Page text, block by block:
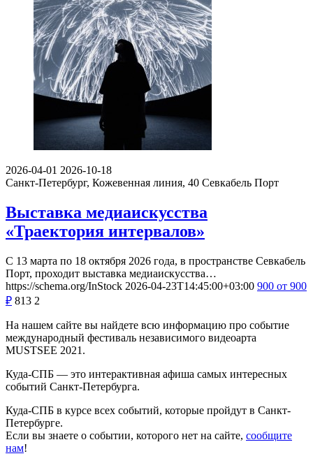
2026-04-01 2026-10-18
Санкт-Петербург, Кожевенная линия, 40 Севкабель Порт
Выставка медиаискусства
«Траектория интервалов»
С 13 марта по 18 октября 2026 года, в пространстве Севкабель
Порт, проходит выставка медиаискусства…
https://schema.org/InStock 2026-04-23T14:45:00+03:00 900 от 900
₽ 813 2
На нашем сайте вы найдете всю информацию про событие
международный фестиваль независимого видеоарта
MUSTSEE 2021.
Куда-СПБ — это интерактивная афиша самых интересных
событий Санкт-Петербурга.
Куда-СПБ в курсе всех событий, которые пройдут в Санкт-
Петербурге.
Если вы знаете о событии, которого нет на сайте, сообщите
нам!